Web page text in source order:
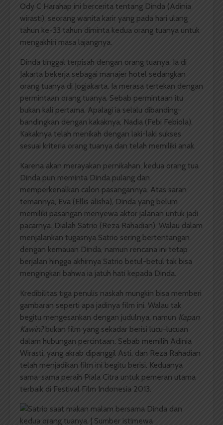
Ody C Harahap ini bercerita tentang Dinda (Adinia
wirasti), seorang wanita karir yang pada hari ulang
tahun ke-33 tahun diminta kedua orang tuanya untuk
mengakhiri masa lajangnya.
Dinda tinggal terpisah dengan orang tuanya. Ia di
Jakarta bekerja sebagai manajer hotel sedangkan
orang tuanya di Jogjakarta. Ia merasa tertekan dengan
permintaan orang tuanya. Sebab permintaan itu
bukan kali pertama. Apalagi ia selalu dibanding-
bandingkan dengan kakaknya, Nadia (Febi Febiola).
Kakaknya telah menikah dengan laki-laki sukses
sesuai kriteria orang tuanya dan telah memiliki anak.
Karena akan merayakan pernikahan, kedua orang tua
Dinda pun meminta Dinda pulang dan
memperkenalkan calon pasangannya. Atas saran
temannya, Eva (Ellis alisha), Dinda yang belum
memiliki pasangan menyewa aktor jalanan untuk jadi
pacarnya. Dialah Satrio (Reza Rahadian). Walau dalam
menjalankan tugasnya Satrio sering bertentangan
dengan kemauan Dinda, namun rencana ini tetap
berjalan hingga akhirnya Satrio betul-betul tak bisa
mengingkari bahwa ia jatuh hati kepada Dinda.
Kredibilitas tiga penulis naskah mungkin bisa memberi
gambaran seperti apa jadinya film ini. Walau tak
begitu mengesankan dengan judulnya, namun Kapan
Kawin? bukan film yang sekadar berisi lucu-lucuan
dalam hubungan percintaan. Sebab memilih Adinia
Wirasti, yang akrab dipanggil Asti, dan Reza Rahadian
telah menjadikan film ini begitu berisi. Keduanya
sama-sama peraih Piala Citra untuk pemeran utama
terbaik di Festival Film Indonesia 2013.